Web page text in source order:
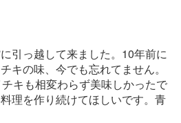
引っ越して来ました。10年前に
キの味、今でも忘れてません。
キも相変わらず美味しかったで
理を作り続けてほしいです。青